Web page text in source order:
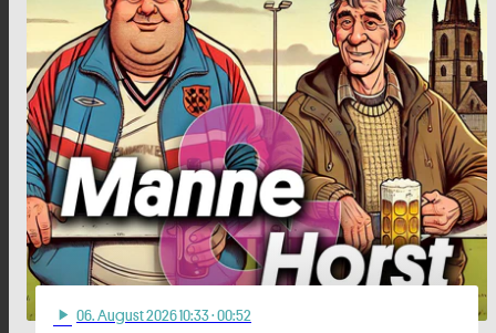
play_arrow 06. August 2026 10:33· 00:52